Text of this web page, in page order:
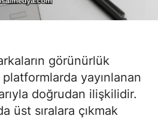
görünürlük
yayınlanan
doğrudan ilişkilidir.
üst sıralara çıkmak